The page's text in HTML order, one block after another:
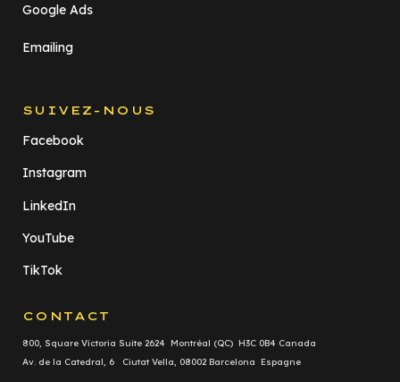
Google Ads
Emailing
SUIVEZ-NOUS
Facebook
Instagram
LinkedIn
YouTube
TikTok
CONTACT
800, Square Victoria Suite 2624 Montréal (QC) H3C 0B4 Canada
Av. de la Catedral, 6 Ciutat Vella, 08002 Barcelona Espagne